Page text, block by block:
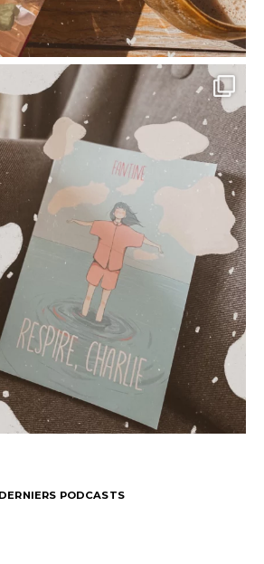
DERNIERS PODCASTS